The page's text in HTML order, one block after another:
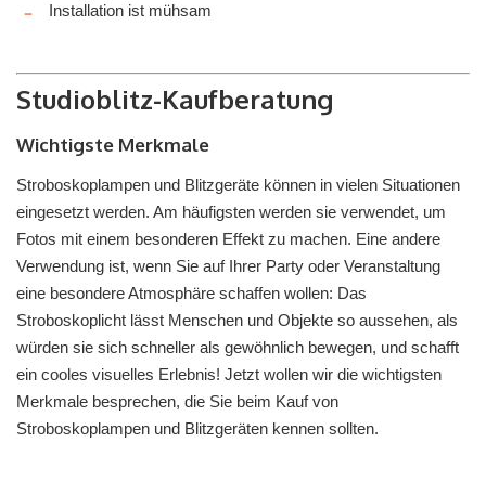
Installation ist mühsam
Studioblitz-Kaufberatung
Wichtigste Merkmale
Stroboskoplampen und Blitzgeräte können in vielen Situationen
eingesetzt werden. Am häufigsten werden sie verwendet, um
Fotos mit einem besonderen Effekt zu machen. Eine andere
Verwendung ist, wenn Sie auf Ihrer Party oder Veranstaltung
eine besondere Atmosphäre schaffen wollen: Das
Stroboskoplicht lässt Menschen und Objekte so aussehen, als
würden sie sich schneller als gewöhnlich bewegen, und schafft
ein cooles visuelles Erlebnis! Jetzt wollen wir die wichtigsten
Merkmale besprechen, die Sie beim Kauf von
Stroboskoplampen und Blitzgeräten kennen sollten.